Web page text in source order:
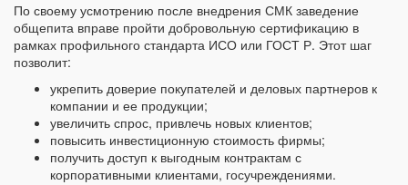
По своему усмотрению после внедрения СМК заведение
общепита вправе пройти добровольную сертификацию в
рамках профильного стандарта ИСО или ГОСТ Р. Этот шаг
позволит:
укрепить доверие покупателей и деловых партнеров к
компании и ее продукции;
увеличить спрос, привлечь новых клиентов;
повысить инвестиционную стоимость фирмы;
получить доступ к выгодным контрактам с
корпоративными клиентами, госучреждениями.